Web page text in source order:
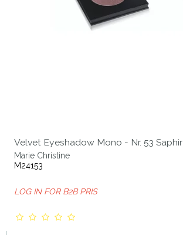
Velvet Eyeshadow Mono - Nr. 53 Saphir
Marie Christine
M24153
LOG IN FOR B2B PRIS